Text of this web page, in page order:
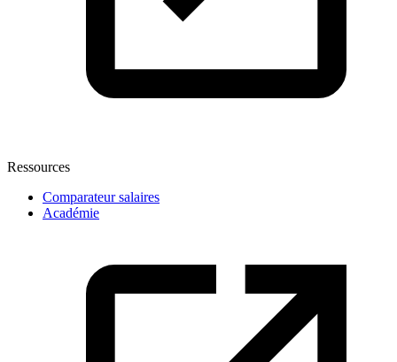
Ressources
Comparateur salaires
Académie